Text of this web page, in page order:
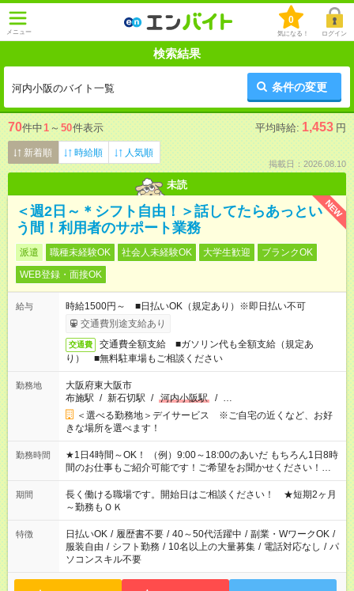
メニュー
0
気になる！ ログイン
検索結果
河内小阪のバイト一覧 条件の変更
70件中1 ～ 50件表示 平均時給: 1,453 円
新着順 時給順 人気順
掲載日：2026.08.10
未読
NEW
＜週2日～＊シフト自由！＞話してたらあっとい
う間！利用者のサポート業務
派遣 職種未経験OK 社会人未経験OK 大学生歓迎
ブランクOK
WEB登録・面接OK
給与
時給1500円～ ■日払いOK（規定あり）※即日払い不可
交通費別途支給あり
交通費
交通費全額支給 ■ガソリン代も全額支給（規定あ
り） ■無料駐車場もご相談ください
勤務地
大阪府東大阪市
布施駅 / 新石切駅 / 河内小阪駅 / …
＜選べる勤務地＞デイサービス ※ご自宅の近くなど、お好
きな場所を選べます！
勤務時間
★1日4時間～OK！ （例）9:00～18:00のあいだ もちろん1日8時
間のお仕事もご紹介可能です！ご希望をお聞かせください！★家
庭の都合でお休みが必要な場合も遠慮なくご相談ください。 ※
週最低15時間以上の勤務が必要です
期間
長く働ける職場です。開始日はご相談ください！ ★短期2ヶ月
～勤務もＯＫ
特徴 日払いOK / 履歴書不要 / 40～50代活躍中 / 副業・WワークOK /
服装自由 / シフト勤務 / 10名以上の大量募集 / 電話対応なし / パ
ソコンスキル不要